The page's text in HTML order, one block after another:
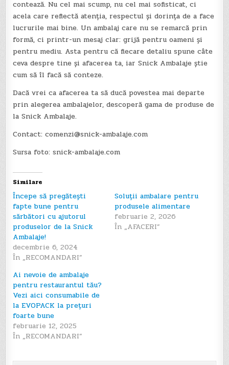
contează. Nu cel mai scump, nu cel mai sofisticat, ci
acela care reflectă atenția, respectul și dorința de a face
lucrurile mai bine. Un ambalaj care nu se remarcă prin
formă, ci printr-un mesaj clar: grijă pentru oameni și
pentru mediu. Asta pentru că fiecare detaliu spune câte
ceva despre tine și afacerea ta, iar Snick Ambalaje știe
cum să îl facă să conteze.
Dacă vrei ca afacerea ta să ducă povestea mai departe
prin alegerea ambalajelor, descoperă gama de produse de
la Snick Ambalaje.
Contact:comenzi@snick-ambalaje.com
Sursa foto: snick-ambalaje.com
Similare
Începe să pregătești
fapte bune pentru
sărbători cu ajutorul
produselor de la Snick
Ambalaje!
decembrie 6, 2024
În „RECOMANDARI”
Soluții ambalare pentru
produsele alimentare
februarie 2, 2026
În „AFACERI”
Ai nevoie de ambalaje
pentru restaurantul tău?
Vezi aici consumabile de
la EVOPACK la prețuri
foarte bune
februarie 12, 2025
În „RECOMANDARI”